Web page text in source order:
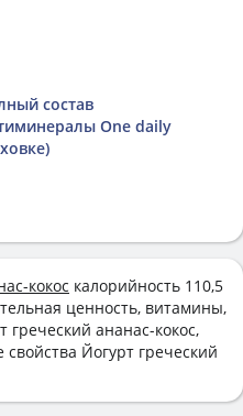
состав
One daily
кокос калорийность 110,5
ценность, витамины,
ананас-кокос,
Йогурт греческий